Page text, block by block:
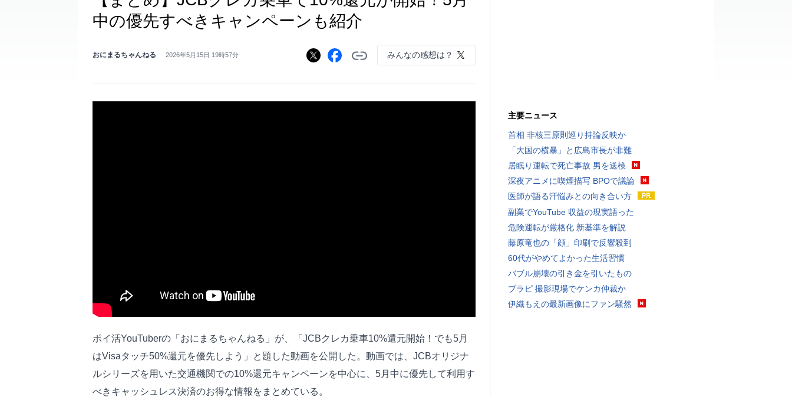
中の優先すべきキャンペーンも紹介
おにまるちゃんねる 2026年5月15日 19時57分 みんなの感想は？
ポイ活YouTuberの「おにまるちゃんねる」が、「JCBクレカ乗車10%還元開始！でも5月
はVisaタッチ50%還元を優先しよう」と題した動画を公開した。動画では、JCBオリジナ
ルシリーズを用いた交通機関での10%還元キャンペーンを中心に、5月中に優先して利用す
べきキャッシュレス決済のお得な情報をまとめている。
主要ニュース
首相 非核三原則巡り持論反映か
「大国の横暴」と広島市長が非難
居眠り運転で死亡事故 男を送検
深夜アニメに喫煙描写 BPOで議論
医師が語る汗悩みとの向き合い方
副業でYouTube 収益の現実語った
危険運転が厳格化 新基準を解説
藤原竜也の「顔」印刷で反響殺到
60代がやめてよかった生活習慣
バブル崩壊の引き金を引いたもの
ブラピ 撮影現場でケンカ仲裁か
伊織もえの最新画像にファン騒然